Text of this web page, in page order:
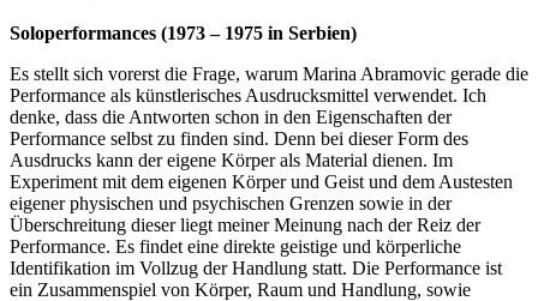
Soloperformances (1973 – 1975 in Serbien)
Es stellt sich vorerst die Frage, warum Marina Abramovic gerade die
Performance als künstlerisches Ausdrucksmittel verwendet. Ich
denke, dass die Antworten schon in den Eigenschaften der
Performance selbst zu finden sind. Denn bei dieser Form des
Ausdrucks kann der eigene Körper als Material dienen. Im
Experiment mit dem eigenen Körper und Geist und dem Austesten
eigener physischen und psychischen Grenzen sowie in der
Überschreitung dieser liegt meiner Meinung nach der Reiz der
Performance. Es findet eine direkte geistige und körperliche
Identifikation im Vollzug der Handlung statt. Die Performance ist
ein Zusammenspiel von Körper, Raum und Handlung, sowie